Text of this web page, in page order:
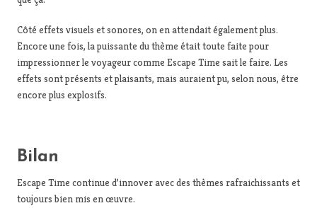
Côté effets visuels et sonores, on en attendait également plus.
Encore une fois, la puissante du thème était toute faite pour
impressionner le voyageur comme Escape Time sait le faire. Les
effets sont présents et plaisants, mais auraient pu, selon nous, être
encore plus explosifs.
Bilan
Escape Time continue d’innover avec des thèmes rafraichissants et
toujours bien mis en œuvre.